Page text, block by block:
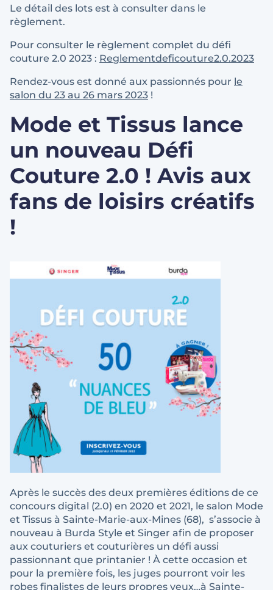
Le détail des lots est à consulter dans le
règlement.
Pour consulter le règlement complet du défi
couture 2.0 2023 : Reglementdeficouture2.0.2023
Rendez-vous est donné aux passionnés pour le
salon du 23 au 26 mars 2023 !
Mode et Tissus lance
un nouveau Défi
Couture 2.0 ! Avis aux
fans de loisirs créatifs
!
Après le succès des deux premières éditions de ce
concours digital (2.0) en 2020 et 2021, le salon Mode
et Tissus à Sainte-Marie-aux-Mines (68), s’associe à
nouveau à Burda Style et Singer afin de proposer
aux couturiers et couturières un défi aussi
passionnant que printanier ! À cette occasion et
pour la première fois, les juges pourront voir les
robes finalistes de leurs propres yeux…à Sainte-